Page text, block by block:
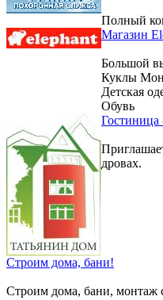
Полный
Магазин
Большой
Куклы
Детская
Обувь
дровах.
Строим дома, бани!
Строим дома, бани, монтаж